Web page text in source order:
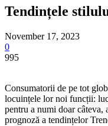
Tendințele
November 17, 2023
0
995
Consumatorii de pe tot
locuințele lor noi funcții:
pentru a numi doar câteva,
prognoză a tendințelor